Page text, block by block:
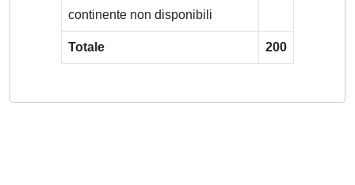
continente non disponibili
Totale 200